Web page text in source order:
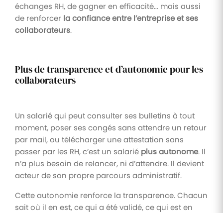
échanges RH, de gagner en efficacité… mais aussi
de renforcer la confiance entre l’entreprise et ses
collaborateurs.
Plus de transparence et d’autonomie pour les
collaborateurs
Un salarié qui peut consulter ses bulletins à tout
moment, poser ses congés sans attendre un retour
par mail, ou télécharger une attestation sans
passer par les RH, c’est un salarié plus autonome. Il
n’a plus besoin de relancer, ni d’attendre. Il devient
acteur de son propre parcours administratif.
Cette autonomie renforce la transparence. Chacun
sait où il en est, ce qui a été validé, ce qui est en